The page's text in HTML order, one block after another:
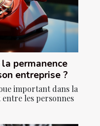
permanence
entreprise ?
important dans la
les personnes